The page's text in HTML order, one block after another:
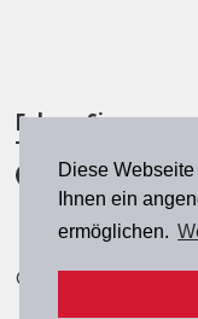
Diese
Ihnen ein
ermöglichen.
Folgen Sie uns
© 2026 SZH/CSPS|